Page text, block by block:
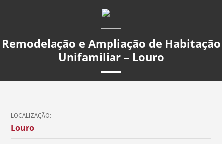
Remodelação e Ampliação de Habitação
Unifamiliar – Louro
LOCALIZAÇÃO:
Louro